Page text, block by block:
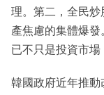
理。第二，全民
產焦慮的集體爆
已不只是投資市場
韓國政府近年推